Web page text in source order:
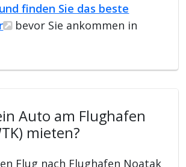
finden Sie das beste
bevor Sie ankommen in
Auto am Flughafen
mieten?
Flug nach Flughafen Noatak